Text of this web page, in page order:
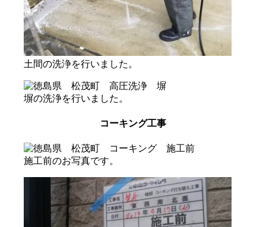
土間の洗浄を行いました。
塀の洗浄を行いました。
コーキング工事
施工前のお写真です。